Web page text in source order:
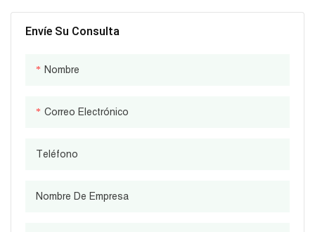
Envíe Su Consulta
Nombre
Correo Electrónico
Teléfono
Nombre De Empresa